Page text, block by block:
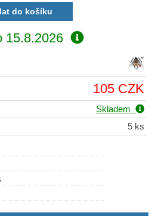
15.8.2026
105 CZK
Skladem
5 ks